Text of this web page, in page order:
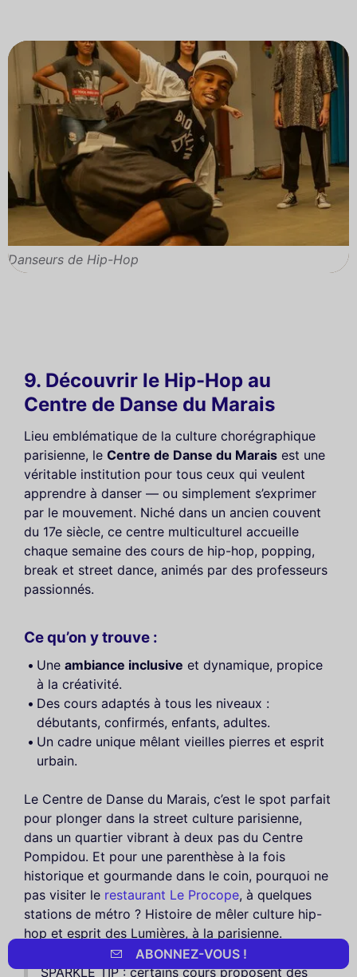
Danseurs de Hip-Hop
9. Découvrir le Hip-Hop au
Centre de Danse du Marais
Lieu emblématique de la culture chorégraphique
parisienne, le Centre de Danse du Marais est une
véritable institution pour tous ceux qui veulent
apprendre à danser — ou simplement s’exprimer
par le mouvement. Niché dans un ancien couvent
du 17e siècle, ce centre multiculturel accueille
chaque semaine des cours de hip-hop, popping,
break et street dance, animés par des professeurs
passionnés.
Ce qu’on y trouve :
Une ambiance inclusive et dynamique, propice
à la créativité.
Des cours adaptés à tous les niveaux :
débutants, confirmés, enfants, adultes.
Un cadre unique mêlant vieilles pierres et esprit
urbain.
Le Centre de Danse du Marais, c’est le spot parfait
pour plonger dans la street culture parisienne,
dans un quartier vibrant à deux pas du Centre
Pompidou. Et pour une parenthèse à la fois
historique et gourmande dans le coin, pourquoi ne
pas visiter le restaurant Le Procope, à quelques
stations de métro ? Histoire de mêler culture hip-
hop et esprit des Lumières, à la parisienne.
SPARKLE TIP : certains cours proposent des
ABONNEZ-VOUS !